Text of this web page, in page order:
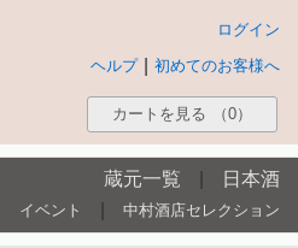
ログイン
初めてのお客様へ
ヘルプ
カートを見る （0）
蔵元一覧 日本酒
イベント 中村酒店セレクション